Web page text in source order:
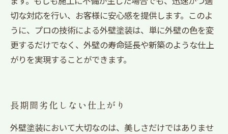
切な対応を行い、お客様に安心感を提供します。このよ
うに、プロの技術による外壁塗装は、単に外壁の色を変
更するだけでなく、外壁の寿命延長や新築のような仕上
がりを実現することができます。
長期間劣化しない仕上がり
外壁塗装において大切なのは、美しさだけではありませ